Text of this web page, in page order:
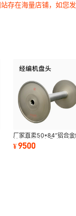
存在海量店铺，如您
厂家直卖50*84”铝合金
编机盘头 纺机配件经编
铝盘头
¥9500